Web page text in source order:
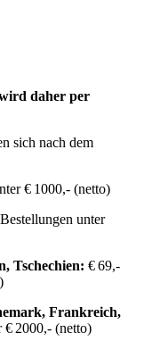
daher per
sich nach dem
€ 1000,- (netto)
unter
Tschechien: € 69,-
Frankreich,
€ 2000,- (netto)